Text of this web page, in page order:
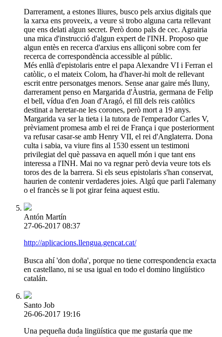
Darrerament, a estones lliures, busco pels arxius digitals que
la xarxa ens proveeix, a veure si trobo alguna carta rellevant
que ens delati algun secret. Però dono pals de cec. Agrairia
una mica d'instrucció d'algun expert de l'INH. Proposo que
algun entès en recerca d'arxius ens alliçoni sobre com fer
recerca de correspondència accessible al públic.
Més enllà d'epistolaris entre el papa Alexandre VI i Ferran el
catòlic, o el mateix Colom, ha d'haver-hi molt de rellevant
escrit entre personatges menors. Sense anar gaire més lluny,
darrerament penso en Margarida d'Àustria, germana de Felip
el bell, vídua d'en Joan d'Aragó, el fill dels reis catòlics
destinat a heretar-ne les corones, però mort a 19 anys.
Margarida va ser la tieta i la tutora de l'emperador Carles V,
prèviament promesa amb el rei de França i que posteriorment
va refusar casar-se amb Henry VII, el rei d'Anglaterra. Dona
culta i sabia, va viure fins al 1530 essent un testimoni
privilegiat del què passava en aquell món i que tant ens
interessa a l'INH. Mai no va regnar però devia veure tots els
toros des de la barrera. Si els seus epistolaris s'han conservat,
haurien de contenir verdaderes joies. Algú que parli l'alemany
o el francès se li pot girar feina aquest estiu.
Antón Martín
27-06-2017 08:37
http://aplicacions.llengua.gencat.cat/
Busca ahí 'don doña', porque no tiene correspondencia exacta
en castellano, ni se usa igual en todo el domino lingüístico
catalán.
Santo Job
26-06-2017 19:16
Una pequeña duda lingüística que me gustaría que me